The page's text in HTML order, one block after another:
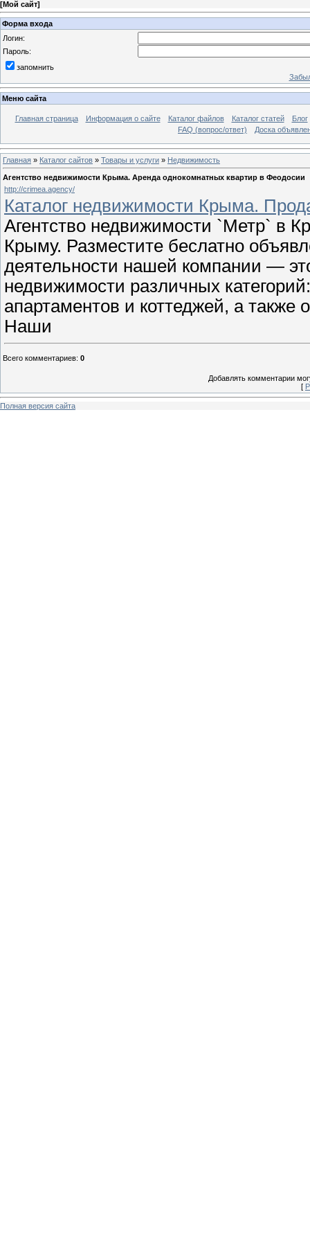
[Мой сайт]
Форма входа
Логин:
Пароль:
запомнить
Меню сайта
Главная страница Информация о сайте Каталог файлов Каталог статей
Блог
FAQ (вопрос/ответ)
Доска
Главная » Каталог сайтов » Товары и услуги » Недвижимость
Агентство недвижимости Крыма. Аренда однокомнатных квартир в Феодосии
http://crimea.agency/
Каталог недвижимости Крыма.
Агентство недвижимости `Метр` в
Крыму. Разместите беслатно
деятельности нашей компании —
недвижимости различных
апартаментов и коттеджей, а
Наши
Всего комментариев: 0
Добавлять комментарии
[
Полная версия сайта